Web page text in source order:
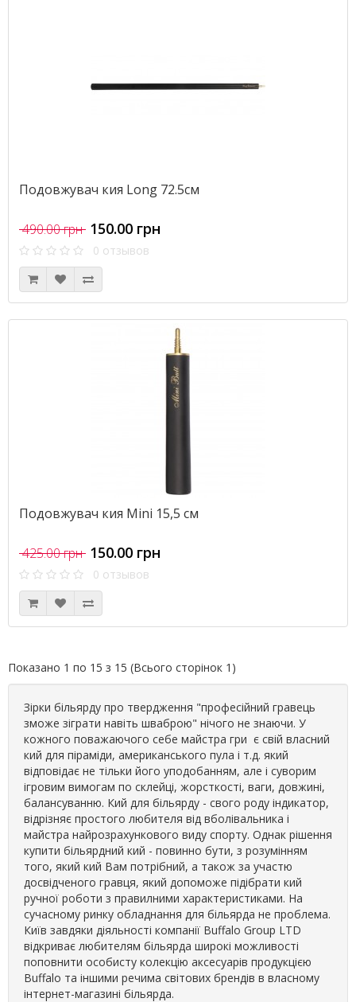
Подовжувач кия Long 72.5см
490.00 грн 150.00 грн
0 отзывов
Подовжувач кия Mini 15,5 см
425.00 грн 150.00 грн
0 отзывов
Показано 1 по 15 з 15 (Всього сторінок 1)
Зірки більярду про твердження "професійний гравець
зможе зіграти навіть шваброю" нічого не знаючи. У
кожного поважаючого себе майстра гри є свій власний
кий для піраміди, американського пула і т.д. який
відповідає не тільки його уподобанням, але і суворим
ігровим вимогам по склейці, жорсткості, ваги, довжині,
балансуванню. Кий для більярду - свого роду індикатор,
відрізняє простого любителя від вболівальника і
майстра найрозрахункового виду спорту. Однак рішення
купити більярдний кий - повинно бути, з розумінням
того, який кий Вам потрібний, а також за участю
досвідченого гравця, який допоможе підібрати кий
ручної роботи з правилними характеристиками. На
сучасному ринку обладнання для більярда не проблема.
Київ завдяки діяльності компанії Buffalo Group LTD
відкриває любителям більярда широкі можливості
поповнити особисту колекцію аксесуарів продукцією
Buffalo та іншими речима світових брендів в власному
інтернет-магазині більярда.